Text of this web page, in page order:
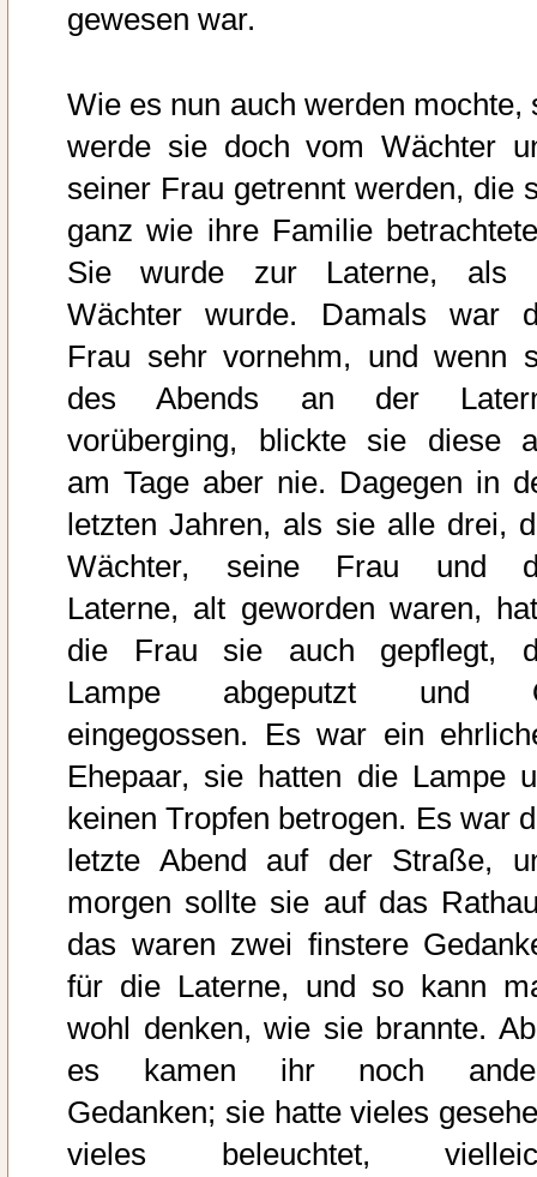
gewesen war.
Wie es nun auch werden mochte,
werde sie doch vom Wächter
seiner Frau getrennt werden, die
ganz wie ihre Familie
Sie wurde zur Laterne, als
Wächter wurde. Damals war
Frau sehr vornehm, und wenn
des Abends an der
vorüberging, blickte sie diese
am Tage aber nie. Dagegen in
letzten Jahren, als sie alle drei,
Wächter, seine Frau und
Laterne, alt geworden waren,
die Frau sie auch gepflegt,
Lampe abgeputzt und
eingegossen. Es war ein
Ehepaar, sie hatten die Lampe
keinen Tropfen betrogen. Es war
letzte Abend auf der Straße,
morgen sollte sie auf das
das waren zwei finstere
für die Laterne, und so kann
wohl denken, wie sie brannte.
es kamen ihr noch
Gedanken; sie hatte vieles
vieles beleuchtet,